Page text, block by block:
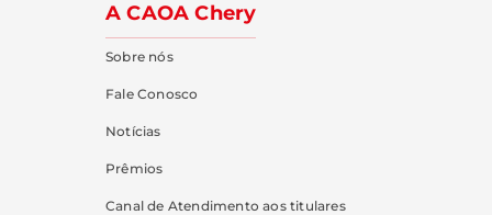
A CAOA Chery
Sobre nós
Fale Conosco
Notícias
Prêmios
Canal de Atendimento aos titulares